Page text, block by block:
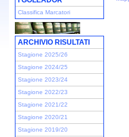
Classifica Marcatori
ARCHIVIO RISULTATI
Stagione 2025/26
Stagione 2024/25
Stagione 2023/24
Stagione 2022/23
Stagione 2021/22
Stagione 2020/21
Stagione 2019/20